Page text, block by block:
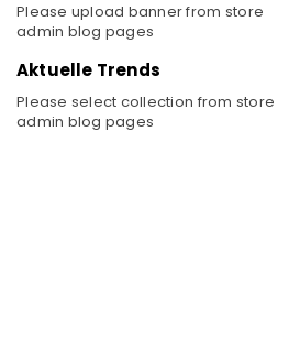
Please upload banner from store
admin blog pages
Aktuelle Trends
Please select collection from store
admin blog pages